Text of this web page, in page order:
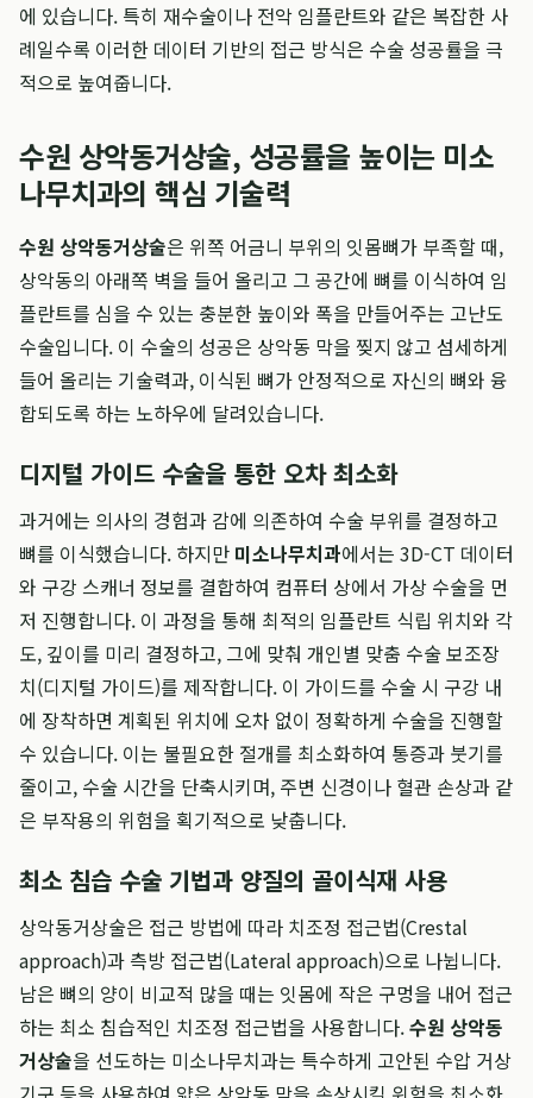
에 있습니다. 특히 재수술이나 전악 임플란트와 같은 복잡한 사
례일수록 이러한 데이터 기반의 접근 방식은 수술 성공률을 극
적으로 높여줍니다.
수원 상악동거상술, 성공률을 높이는 미소
나무치과의 핵심 기술력
수원 상악동거상술은 위쪽 어금니 부위의 잇몸뼈가 부족할 때,
상악동의 아래쪽 벽을 들어 올리고 그 공간에 뼈를 이식하여 임
플란트를 심을 수 있는 충분한 높이와 폭을 만들어주는 고난도
수술입니다. 이 수술의 성공은 상악동 막을 찢지 않고 섬세하게
들어 올리는 기술력과, 이식된 뼈가 안정적으로 자신의 뼈와 융
합되도록 하는 노하우에 달려있습니다.
디지털 가이드 수술을 통한 오차 최소화
과거에는 의사의 경험과 감에 의존하여 수술 부위를 결정하고
뼈를 이식했습니다. 하지만 미소나무치과에서는 3D-CT 데이터
와 구강 스캐너 정보를 결합하여 컴퓨터 상에서 가상 수술을 먼
저 진행합니다. 이 과정을 통해 최적의 임플란트 식립 위치와 각
도, 깊이를 미리 결정하고, 그에 맞춰 개인별 맞춤 수술 보조장
치(디지털 가이드)를 제작합니다. 이 가이드를 수술 시 구강 내
에 장착하면 계획된 위치에 오차 없이 정확하게 수술을 진행할
수 있습니다. 이는 불필요한 절개를 최소화하여 통증과 붓기를
줄이고, 수술 시간을 단축시키며, 주변 신경이나 혈관 손상과 같
은 부작용의 위험을 획기적으로 낮춥니다.
최소 침습 수술 기법과 양질의 골이식재 사용
상악동거상술은 접근 방법에 따라 치조정 접근법(Crestal
approach)과 측방 접근법(Lateral approach)으로 나뉩니다.
남은 뼈의 양이 비교적 많을 때는 잇몸에 작은 구멍을 내어 접근
하는 최소 침습적인 치조정 접근법을 사용합니다.수원 상악동
거상술을 선도하는 미소나무치과는 특수하게 고안된 수압 거상